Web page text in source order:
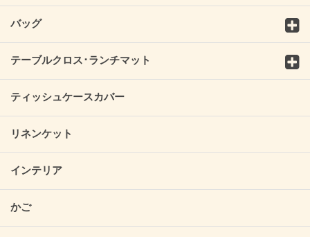
バッグ
テーブルクロス･ランチマット
ティッシュケースカバー
リネンケット
インテリア
かご